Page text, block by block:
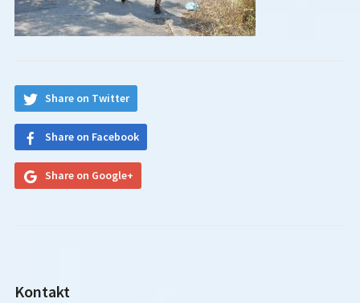
Share on Twitter
Share on Facebook
Share on Google+
Kontakt